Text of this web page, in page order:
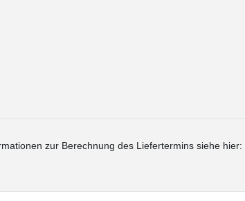
zur Berechnung des Liefertermins siehe hier: